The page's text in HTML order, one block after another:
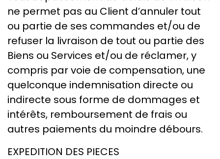
ne permet pas au Client d’annuler tout
ou partie de ses commandes et/ou de
refuser la livraison de tout ou partie des
Biens ou Services et/ou de réclamer, y
compris par voie de compensation, une
quelconque indemnisation directe ou
indirecte sous forme de dommages et
intérêts, remboursement de frais ou
autres paiements du moindre débours.
EXPEDITION DES PIECES